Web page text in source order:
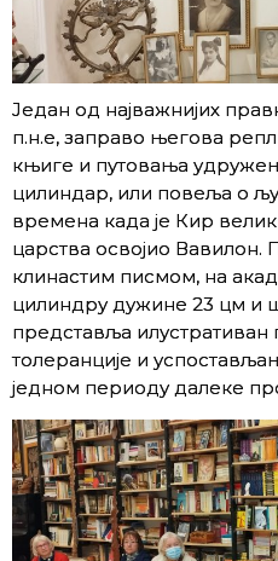
Један од најважнијих
п.н.е, заправо његова
књиге и путовања
цилиндар, или повеља о
времена када је Кир
царства освојио Вавилон.
клинастим писмом, на
цилиндру дужине 23 цм и
представља
толеранције и
једном периоду далеке